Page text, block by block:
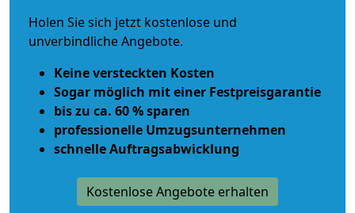
Holen Sie sich jetzt kostenlose und
unverbindliche Angebote.
Keine versteckten Kosten
Sogar möglich mit einer Festpreisgarantie
bis zu ca. 60 % sparen
professionelle Umzugsunternehmen
schnelle Auftragsabwicklung
Kostenlose Angebote erhalten